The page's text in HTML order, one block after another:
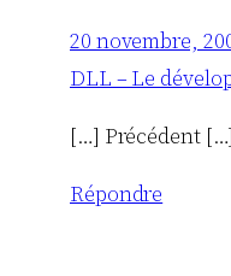
20 novembre,
DLL – Le
[…] Précédent […]
Répondre